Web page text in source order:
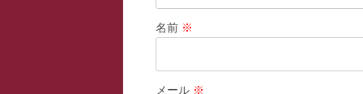
名前 ※
メール ※